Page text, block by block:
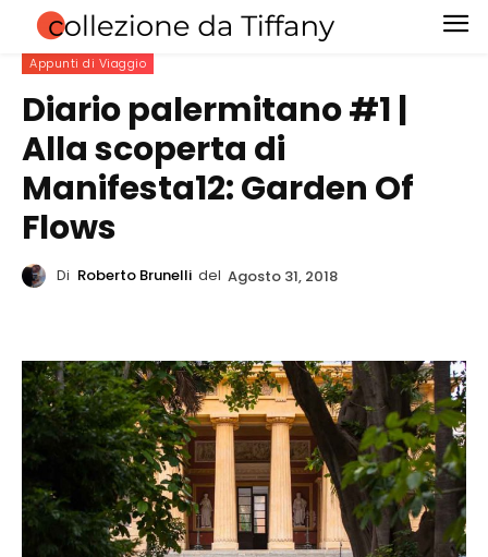
Appunti di Viaggio
Diario palermitano #1 |
Alla scoperta di
Manifesta12: Garden Of
Flows
Di Roberto Brunelli del Agosto 31, 2018